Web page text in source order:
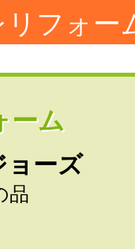
リフォ
ーム
ョーズ
品